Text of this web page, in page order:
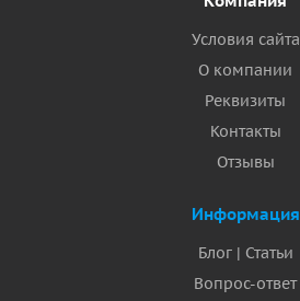
Условия сайта
О компании
Реквизиты
Контакты
Отзывы
Информация
Блог | Статьи
Вопрос-ответ